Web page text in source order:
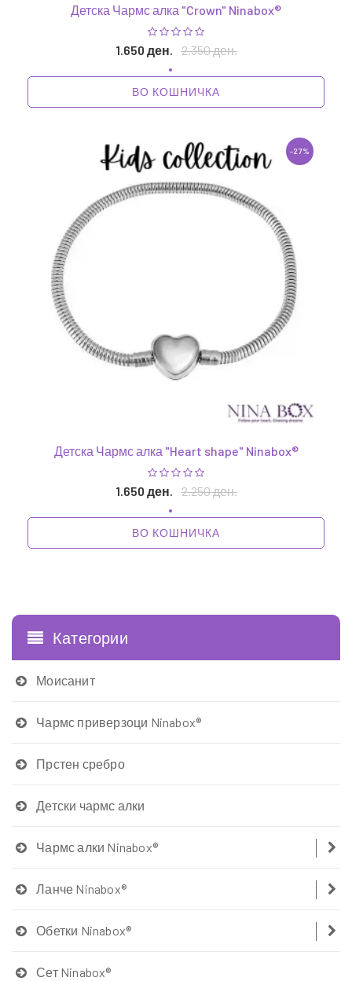
Детска Чармс алка "Crown" Ninabox®
1.650 ден. 2.350 ден.
ВО КОШНИЧКА
-27%
Детска Чармс алка "Heart shape" Ninabox®
1.650 ден. 2.250 ден.
ВО КОШНИЧКА
Категории
Моисанит
Чармс приверзоци Ninabox®
Прстен сребро
Детски чармс алки
Чармс алки Ninabox®
Ланче Ninabox®
Обетки Ninabox®
Сет Ninabox®